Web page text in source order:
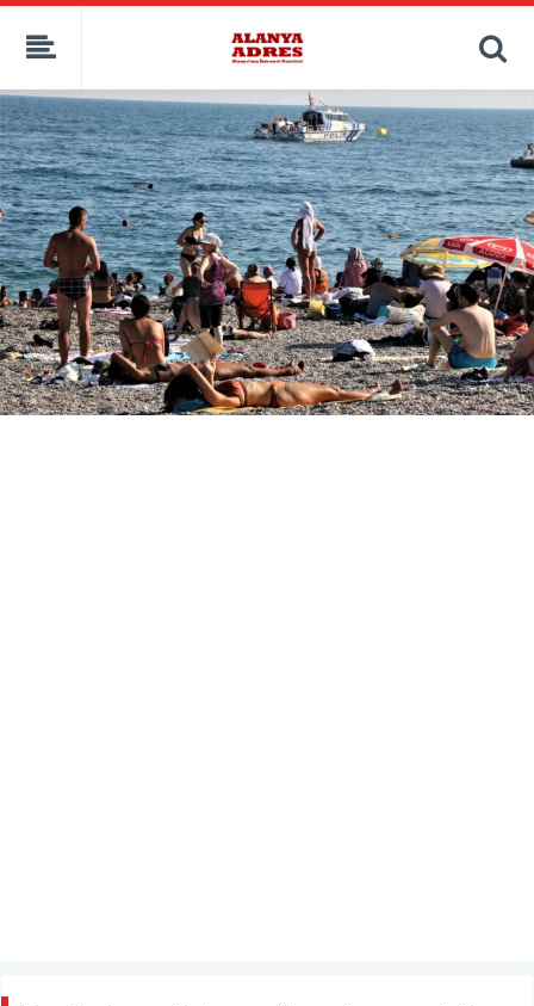
kaçak bahis
deneme bonusu
canlı bahis siteleri
deneme bonusu veren siteler
bahis siteleri
porno izle